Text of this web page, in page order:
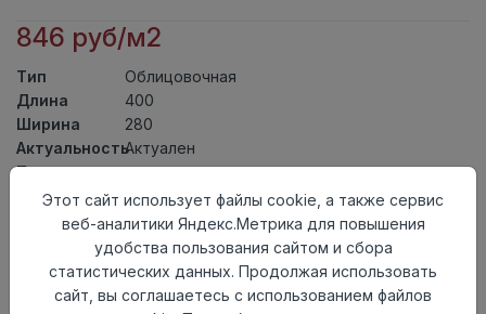
846 руб/м2
Тип
Облицовочная
Длина
400
Ширина
280
АктуальностьАктуален
Товарная
группа
Толщина
8
Поверхностьматовая
Страна
происхождения
Россия
Этот сайт использует файлы cookie, а также сервис
веб-аналитики Яндекс.Метрика для повышения
удобства пользования сайтом и сбора
статистических данных. Продолжая использовать
сайт, вы соглашаетесь с использованием файлов